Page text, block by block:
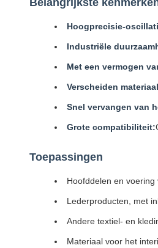
Belangrijkste
Hoogprecisie-
Industriële
Met een vermogen
Verscheiden
Snel vervangen van
Grote compatibiliteit:
Toepassingen
Hoofddelen en voering
Lederproducten, met
Andere textiel- en
Materiaal voor het